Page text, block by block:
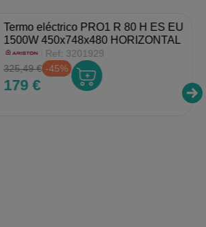
Termo eléctrico PRO1 R 80 H ES EU
1500W 450x748x480 HORIZONTAL
Ref: 3201929
325,49 € -45%
179 €